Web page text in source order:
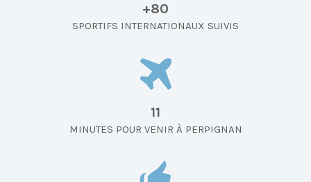
+80
SPORTIFS INTERNATIONAUX SUIVIS
11
MINUTES POUR VENIR À PERPIGNAN